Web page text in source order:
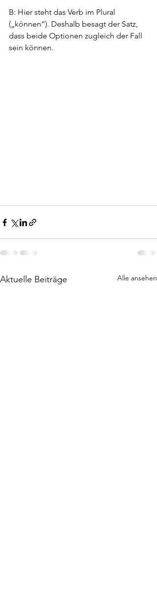
B: Hier steht das Verb im Plural
(„können“). Deshalb besagt der Satz,
dass beide Optionen zugleich der Fall
sein können.
Aktuelle Beiträge Alle ansehen